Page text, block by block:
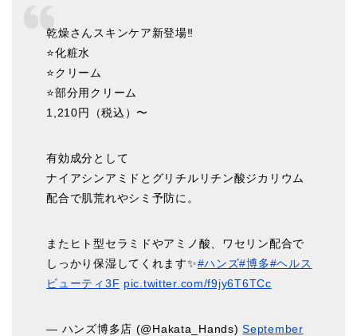
乾燥さんスキンケア新登場‼️
⭐️化粧水
⭐️クリーム
⭐️部分用クリーム
1,210円（税込）〜
有効成分として
ナイアシンアミドとグリチルリチン酸ジカリウム
配合で肌荒れやシミ予防に。
またヒト型セラミドやアミノ酸、ワセリン配合で
しっかり保湿してくれます✨#ハンズ#博多#ヘルス
ビューティ3F pic.twitter.com/f9jy6T6TCc
— ハンズ博多店 (@Hakata_Hands)September